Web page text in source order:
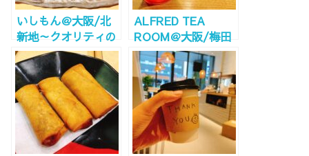
いしもん＠大阪/北
新地～クオリティの
高い駅ビル和食～
ALFRED TEA
ROOM＠大阪/梅田
～蔦屋書店、スタバ
よりお茶派の方に！
Wi-Fi電源完備～